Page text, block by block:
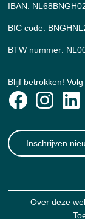
IBAN:
BIC code:
BTW nummer:
Blijf betrokken!
Inschrijven
Over deze